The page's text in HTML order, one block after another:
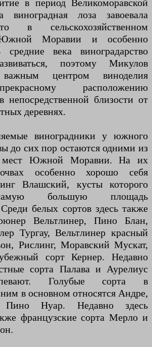
в период Великоморавской
виноградная лоза завоевала
в сельскохозяйственном
Южной Моравии и особенно
века виноградарство
поэтому Микулов
центром виноделия
расположению
непосредственной близости от
деревнях.
виноградники у южного
до сих пор остаются одними из
мест Южной Моравии. На их
особенно хорошо себя
Влашский, кусты которого
большую площадь
белых сортов здесь также
Вельтлинер, Пино Блан,
Тургау, Вельтлинер красный
Рислинг, Моравский Мускат,
сорт Кернер. Недавно
сорта Палава и Аурелиус
Голубые сорта в
в основном относятся Андре,
Нуар. Недавно здесь
французские сорта Мерло и